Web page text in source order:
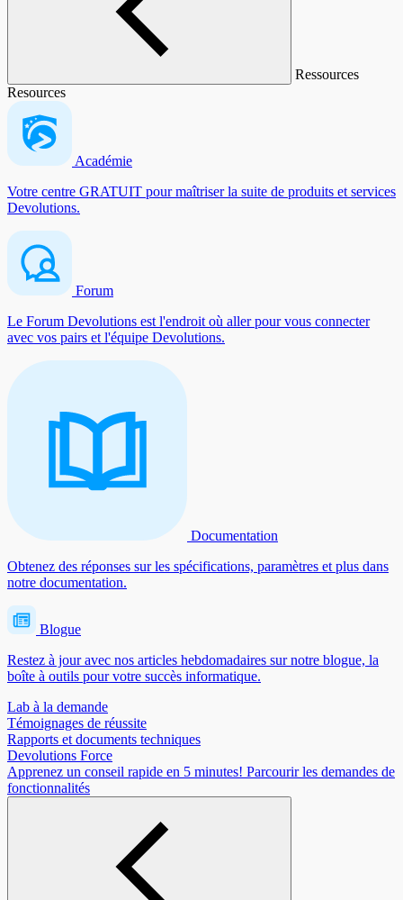
Ressources
Resources
Académie
Votre centre GRATUIT pour maîtriser la suite de produits et services
Devolutions.
Forum
Le Forum Devolutions est l'endroit où aller pour vous connecter
avec vos pairs et l'équipe Devolutions.
Documentation
Obtenez des réponses sur les spécifications, paramètres et plus dans
notre documentation.
Blogue
Restez à jour avec nos articles hebdomadaires sur notre blogue, la
boîte à outils pour votre succès informatique.
Lab à la demande
Témoignages de réussite
Rapports et documents techniques
Devolutions Force
Apprenez un conseil rapide en 5 minutes! Parcourir les demandes de
fonctionnalités